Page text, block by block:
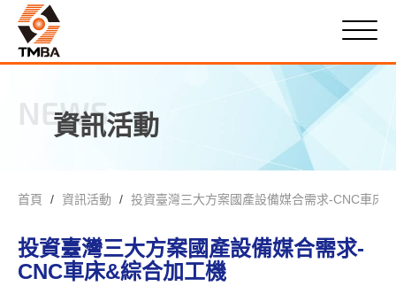
NEWS
資訊活動
首頁 資訊活動 投資臺灣三大方案國產設備媒合需求-CNC車床
投資臺灣三大方案國產設備媒合需求-
CNC車床&綜合加工機